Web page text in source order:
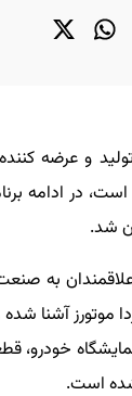
است، در ادامه
شد.
به
موتورز آشنا
نمايشگاه
است.